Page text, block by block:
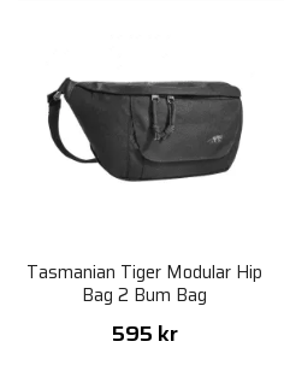
Tasmanian Tiger Modular Hip
Bag 2 Bum Bag
595 kr